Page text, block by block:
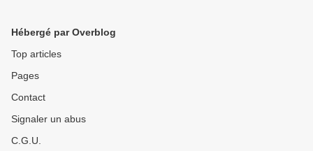
Hébergé par Overblog
Top articles
Pages
Contact
Signaler un abus
C.G.U.